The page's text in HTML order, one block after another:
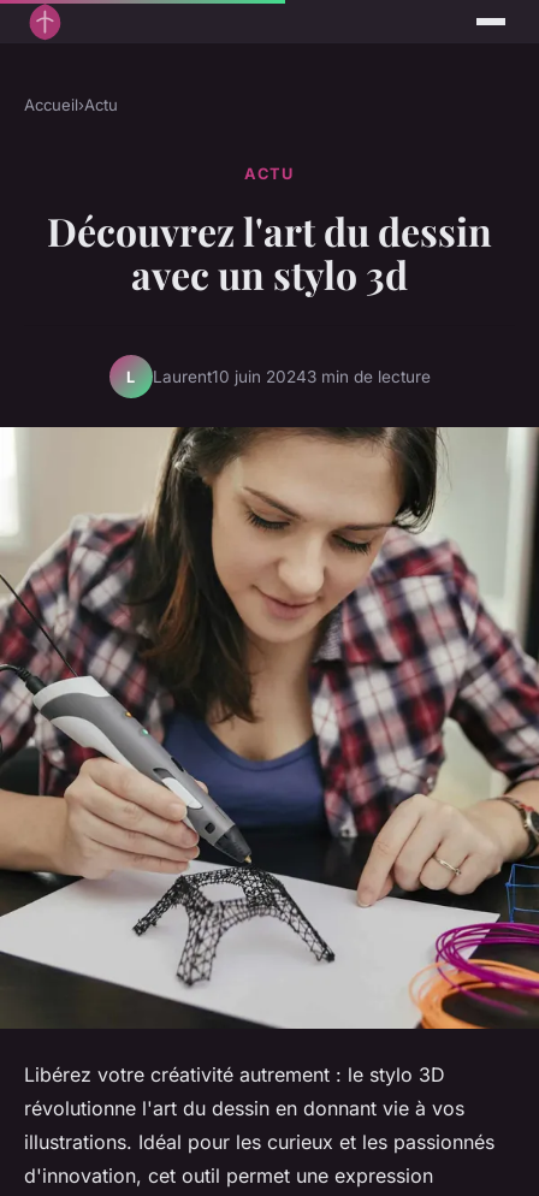
Accueil›Actu
ACTU
Découvrez l'art du dessin
avec un stylo 3d
L Laurent10 juin 20243 min de lecture
Libérez votre créativité autrement : le stylo 3D
révolutionne l'art du dessin en donnant vie à vos
illustrations. Idéal pour les curieux et les passionnés
d'innovation, cet outil permet une expression